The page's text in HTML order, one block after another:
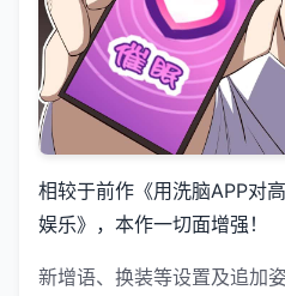
相较于前作《用洗脑APP对
娱乐》，本作一切面增强！
新增语、换装等设置及追加